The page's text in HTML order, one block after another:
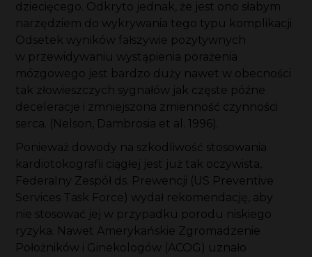
dziecięcego. Odkryto jednak, że jest ono słabym
narzędziem do wykrywania tego typu komplikacji.
Odsetek wyników fałszywie pozytywnych
w przewidywaniu wystąpienia porażenia
mózgowego jest bardzo duży nawet w obecności
tak złowieszczych sygnałów jak częste późne
deceleracje i zmniejszona zmienność czynności
serca. (Nelson, Dambrosia et al. 1996).
Ponieważ dowody na szkodliwość stosowania
kardiotokografii ciągłej jest już tak oczywista,
Federalny Zespół ds. Prewencji (US Preventive
Services Task Force) wydał rekomendację, aby
nie stosować jej w przypadku porodu niskiego
ryzyka. Nawet Amerykańskie Zgromadzenie
Położników i Ginekologów (ACOG) uznało